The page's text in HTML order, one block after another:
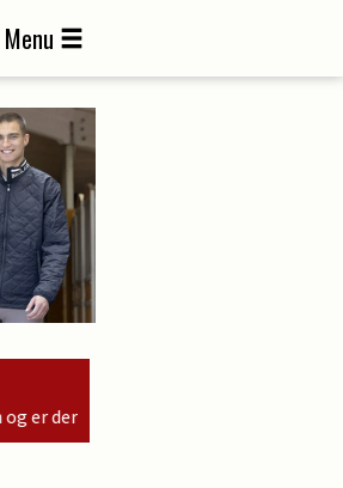
Menu
til søndagens finale